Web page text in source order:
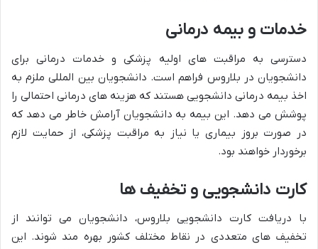
خدمات و بیمه درمانی
دسترسی به مراقبت های اولیه پزشکی و خدمات درمانی برای
دانشجویان در بلاروس فراهم است. دانشجویان بین المللی ملزم به
اخذ بیمه درمانی دانشجویی هستند که هزینه های درمانی احتمالی را
پوشش می دهد. این بیمه به دانشجویان آرامش خاطر می دهد که
در صورت بروز بیماری یا نیاز به مراقبت پزشکی، از حمایت لازم
برخوردار خواهند بود.
کارت دانشجویی و تخفیف ها
با دریافت کارت دانشجویی بلاروس، دانشجویان می توانند از
تخفیف های متعددی در نقاط مختلف کشور بهره مند شوند. این